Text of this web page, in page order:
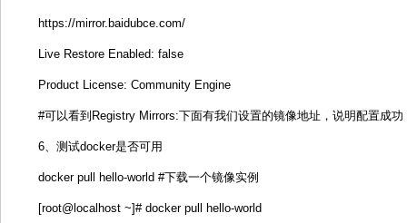
https://mirror.baidubce.com/
Live Restore Enabled: false
Product License: Community Engine
#可以看到Registry Mirrors:下面有我们设置的镜像地址，说明配置成功
6、测试docker是否可用
docker pull hello-world #下载一个镜像实例
[root@localhost ~]# docker pull hello-world